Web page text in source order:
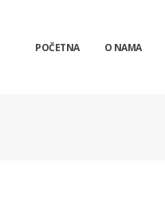
POČETNA O NAMA